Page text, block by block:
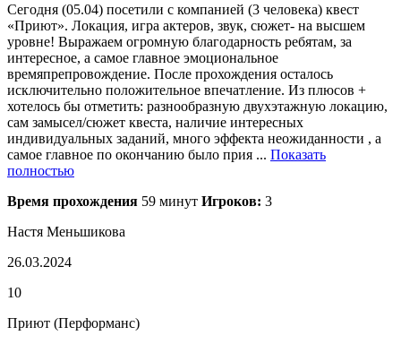
Сегодня (05.04) посетили с компанией (3 человека) квест
«Приют». Локация, игра актеров, звук, сюжет- на высшем
уровне! Выражаем огромную благодарность ребятам, за
интересное, а самое главное эмоциональное
времяпрепровождение. После прохождения осталось
исключительно положительное впечатление. Из плюсов +
хотелось бы отметить: разнообразную двухэтажную локацию,
сам замысел/сюжет квеста, наличие интересных
индивидуальных заданий, много эффекта неожиданности , а
самое главное по окончанию было прия ... Показать
полностью
Время прохождения 59 минут Игроков: 3
Настя Меньшикова
26.03.2024
10
Приют (Перформанс)